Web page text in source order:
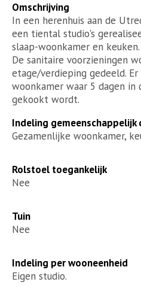
Omschrijving
In een herenhuis aan de
een tiental studio's
slaap-woonkamer en keuken.
De sanitaire voorzieningen
etage/verdieping gedeeld.
woonkamer waar 5 dagen in
gekookt wordt.
Indeling gemeenschappelijk
Gezamenlijke woonkamer,
Rolstoel toegankelijk
Nee
Tuin
Nee
Indeling per wooneenheid
Eigen studio.